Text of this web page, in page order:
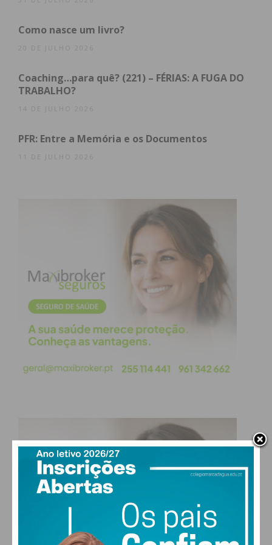
atualizada.
Como nasce um livro?
Coaching…para quê? (221) – FÉRIAS: A FUGA DO
TRABALHO?
14 DE JULHO 2026
PFR: Entre a Memória e os Documentos